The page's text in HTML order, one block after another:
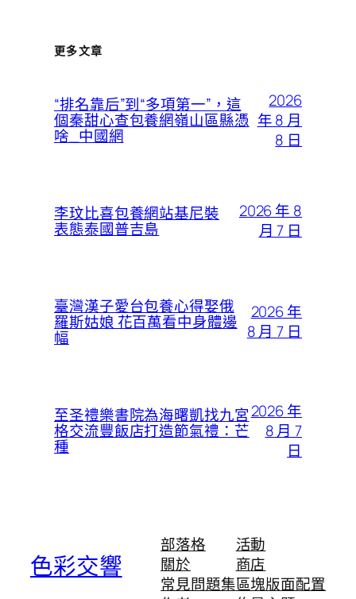
更多文章
“排名靠后”到“多項第一”，這
個秦甜心查包養網嶺山區縣憑
啥_中國網
2026
年 8 月
8 日
李玟比喜包養網站基尼裝
表態泰國普吉島
2026 年 8
月 7 日
臺灣漢子愛台包養心得娶俄
羅斯姑娘 花百萬看中身體邊
幅
2026 年
8 月 7 日
至圣禮樂書院為海曙凱找九宮
格交流豐飯店打造節氣禮：芒
種
2026 年
8 月 7
日
色彩交響
部落格
關於
常見問題集
活動
商店
區塊版面配置